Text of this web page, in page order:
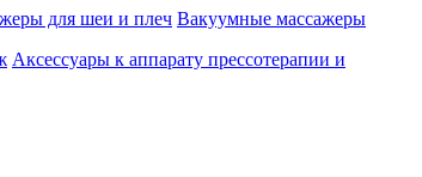
для шеи и плеч Вакуумные массажеры
Аксессуары к аппарату прессотерапии и